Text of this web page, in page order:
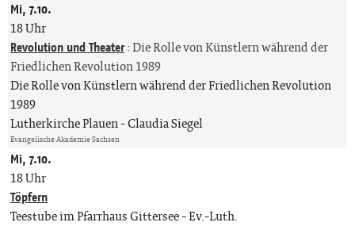
Mi, 7.10.
18 Uhr
Revolution und Theater:Die Rolle von Künstlern während der
Friedlichen Revolution 1989
Die Rolle von Künstlern während der Friedlichen Revolution
1989
Lutherkirche Plauen Claudia Siegel
Evangelische Akademie Sachsen
Mi, 7.10.
18 Uhr
Töpfern
Teestube im Pfarrhaus Gittersee Ev.-Luth.